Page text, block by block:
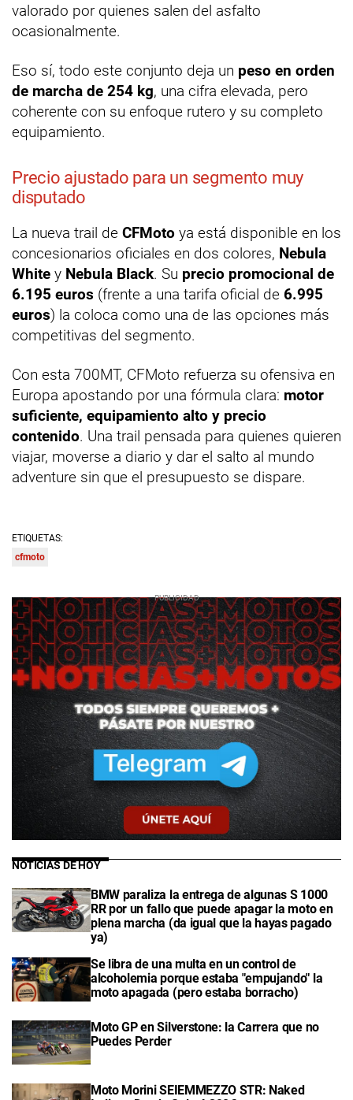
valorado por quienes salen del asfalto
ocasionalmente.
Eso sí, todo este conjunto deja un peso en orden
de marcha de 254 kg, una cifra elevada, pero
coherente con su enfoque rutero y su completo
equipamiento.
Precio ajustado para un segmento muy
disputado
La nueva trail de CFMoto ya está disponible en los
concesionarios oficiales en dos colores, Nebula
White y Nebula Black. Su precio promocional de
6.195 euros (frente a una tarifa oficial de 6.995
euros) la coloca como una de las opciones más
competitivas del segmento.
Con esta 700MT, CFMoto refuerza su ofensiva en
Europa apostando por una fórmula clara: motor
suficiente, equipamiento alto y precio
contenido. Una trail pensada para quienes quieren
viajar, moverse a diario y dar el salto al mundo
adventure sin que el presupuesto se dispare.
ETIQUETAS:
cfmoto
NOTICIAS DE HOY
BMW paraliza la entrega de algunas S 1000
RR por un fallo que puede apagar la moto en
plena marcha (da igual que la hayas pagado
ya)
Se libra de una multa en un control de
alcoholemia porque estaba "empujando" la
moto apagada (pero estaba borracho)
Moto GP en Silverstone: la Carrera que no
Puedes Perder
Moto Morini SEIEMMEZZO STR: Naked